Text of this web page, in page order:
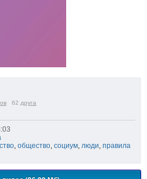
62 друга
общество социум люди правила